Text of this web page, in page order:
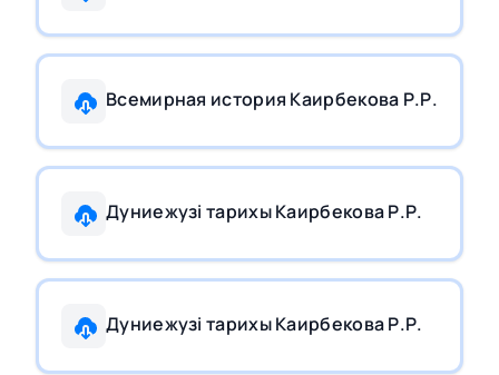
Всемирная история Каирбекова Р.Р.
Дуниежузi тарихы Каирбекова Р.Р.
Дуниежузi тарихы Каирбекова Р.Р.